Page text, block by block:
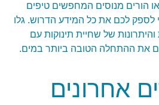
הורים מנוסים המחפשים טיפים
לכם את כל המידע הדרוש. גלו
של שחיית תינוקות עם
אחרונים